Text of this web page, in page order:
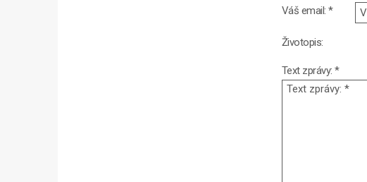
Váš email: *
Životopis:
Text zprávy: *